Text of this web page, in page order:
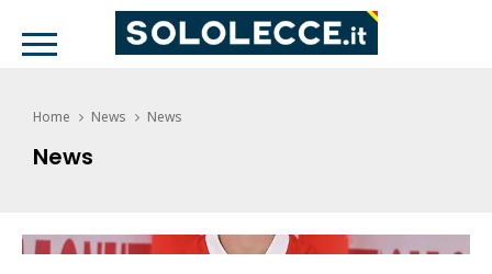
Home News News
News